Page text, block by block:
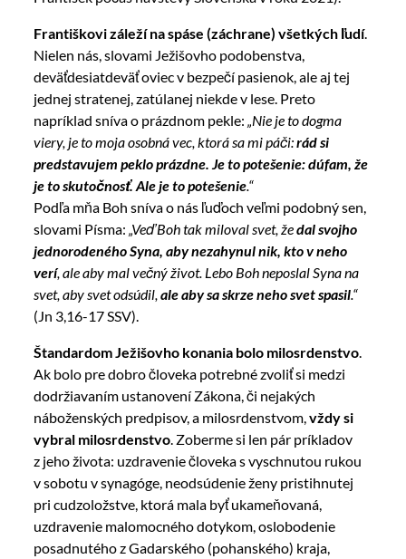
Františkovi záleží na spáse (záchrane) všetkých ľudí.
Nielen nás, slovami Ježišovho podobenstva,
deväťdesiatdeväť oviec v bezpečí pasienok, ale aj tej
jednej stratenej, zatúlanej niekde v lese. Preto
napríklad sníva o prázdnom pekle: „Nie je to dogma
viery, je to moja osobná vec, ktorá sa mi páči:rád si
predstavujem peklo prázdne. Je to potešenie: dúfam, že
je to skutočnosť. Ale je to potešenie.“
Podľa mňa Boh sníva o nás ľuďoch veľmi podobný sen,
slovami Písma: „Veď Boh tak miloval svet, žedal svojho
jednorodeného Syna, aby nezahynul nik, kto v neho
verí, ale aby mal večný život. Lebo Boh neposlal Syna na
svet, aby svet odsúdil,ale aby sa skrze neho svet spasil.“
(Jn 3,16-17 SSV).
Štandardom Ježišovho konania bolo milosrdenstvo
Ak bolo pre dobro človeka potrebné zvoliť si medzi
dodržiavaním ustanovení Zákona, či nejakých
náboženských predpisov, a milosrdenstvom,vždy si
vybral milosrdenstvo . Zoberme si len pár príkladov
z jeho života: uzdravenie človeka s vyschnutou rukou
v sobotu v synagóge, neodsúdenie ženy pristihnutej
pri cudzoložstve, ktorá mala byť ukameňovaná,
uzdravenie malomocného dotykom, oslobodenie
posadnutého z Gadarského (pohanského) kraja,